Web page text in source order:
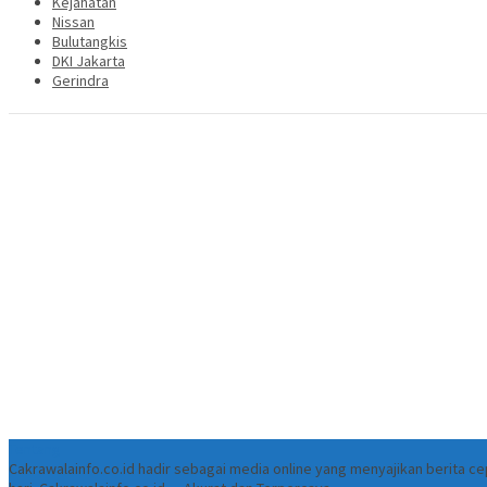
Nissan
Bulutangkis
DKI Jakarta
Gerindra
Cakrawalainfo.co.id hadir sebagai media online yang menyajikan berita